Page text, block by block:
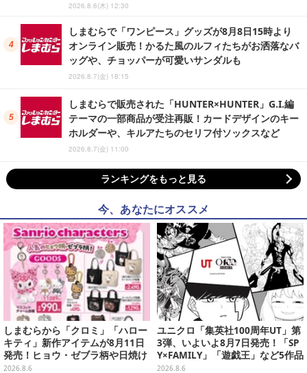
2026.8.6(木) 12:30
しまむらで「ワンピース」グッズが8月8日15時より
オンライン販売！かるた風のルフィたちがお洒落なバ
ッグや、チョッパーが可愛いサンダルも
2026.8.7(金) 18:15
しまむらで販売された「HUNTER×HUNTER」G.I.編
テーマの一部商品が受注再販！カードデザインのキー
ホルダーや、キルアたちのセリフ付ソックスなど
2026.8.7(金) 11:00
ランキングをもっと見る
今、あなたにオススメ
しまむらから「クロミ」「ハロー
キティ」新作アイテムが8月11日
発売！ヒョウ・ゼブラ柄や日焼け
デザインの可愛い雑貨・アパレル
2026.8.6
ユニクロ「集英社100周年UT」第
3弾、いよいよ8月7日発売！「SP
Y×FAMILY」「遊戯王」など5作品
をデザイン
2026.8.6